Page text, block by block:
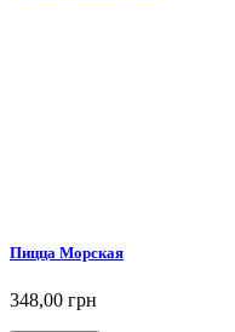
Пицца Морская
348,00 грн